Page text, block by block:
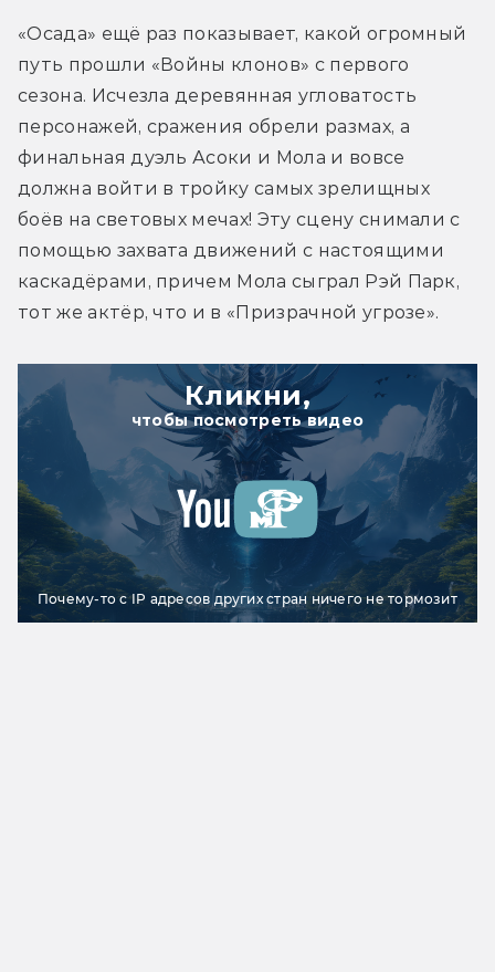
«Осада» ещё раз показывает, какой огромный
путь прошли «Войны клонов» с первого
сезона. Исчезла деревянная угловатость
персонажей, сражения обрели размах, а
финальная дуэль Асоки и Мола и вовсе
должна войти в тройку самых зрелищных
боёв на световых мечах! Эту сцену снимали с
помощью захвата движений с настоящими
каскадёрами, причем Мола сыграл Рэй Парк,
тот же актёр, что и в «Призрачной угрозе».
Кликни,
чтобы посмотреть видео
Почему-то с IP адресов других стран ничего не тормозит